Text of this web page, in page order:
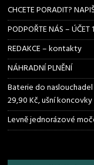
CHCETE PORADIT?
PODPOŘTE NÁS –
REDAKCE – kontakty
NÁHRADNÍ PLNĚNÍ
Baterie do
29,90 Kč, ušní
Levně jednorázové